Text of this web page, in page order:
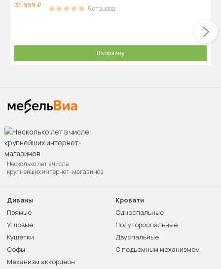
31 999 5 отзывов
В корзину
Несколько лет в числе
крупнейших интернет-магазинов
Диваны
Прямые
Угловые
Кушетки
Софы
Механизм аккордеон
Кровати
Односпальные
Полутороспальные
Двуспальные
С подъемным механизмом